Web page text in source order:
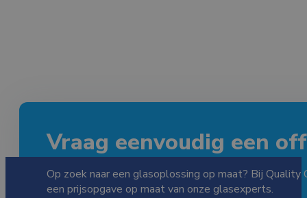
Vraag eenvoudig een
Op zoek naar een glasoplossing op maat? Bij
een prijsopgave op maat van onze glasexperts.